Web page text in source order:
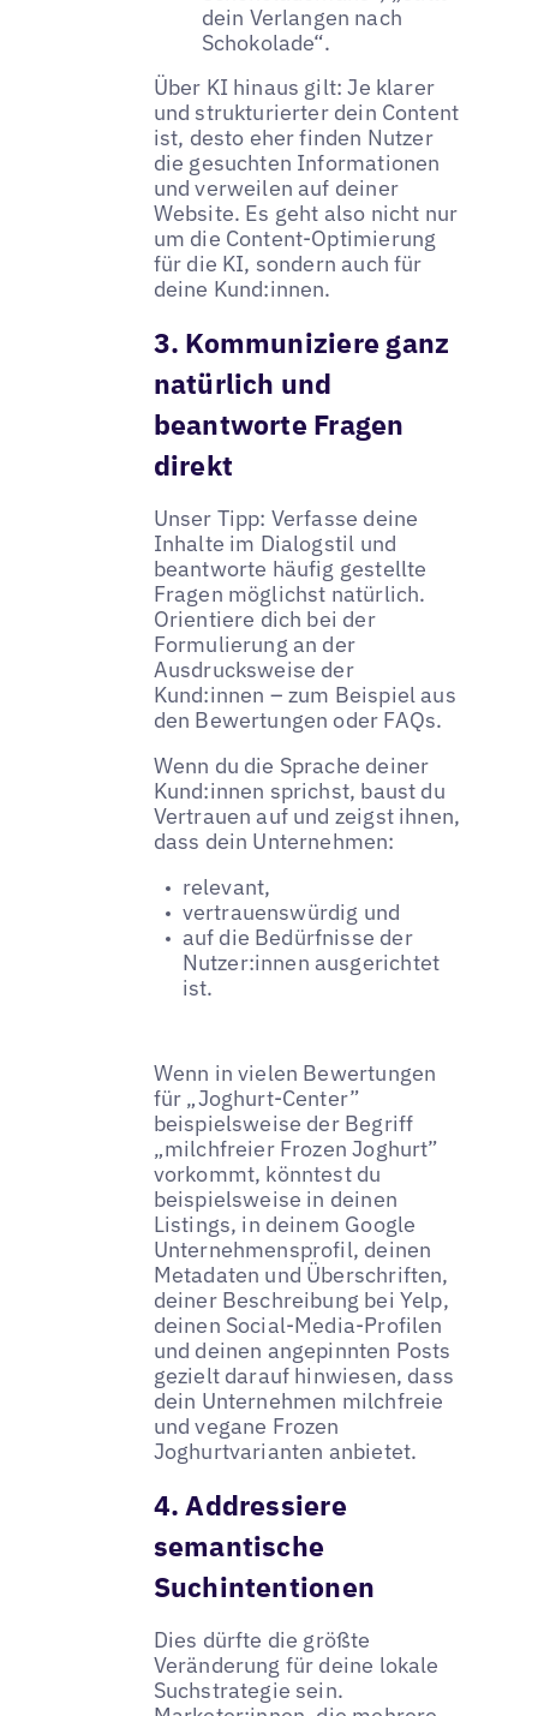
dein Verlangen nach
Schokolade“.
Über KI hinaus gilt: Je klarer
und strukturierter dein Content
ist, desto eher finden Nutzer
die gesuchten Informationen
und verweilen auf deiner
Website. Es geht also nicht nur
um die Content-Optimierung
für die KI, sondern auch für
deine Kund:innen.
3. Kommuniziere ganz
natürlich und
beantworte Fragen
direkt
Unser Tipp: Verfasse deine
Inhalte im Dialogstil und
beantworte häufig gestellte
Fragen möglichst natürlich.
Orientiere dich bei der
Formulierung an der
Ausdrucksweise der
Kund:innen – zum Beispiel aus
den Bewertungen oder FAQs.
Wenn du die Sprache deiner
Kund:innen sprichst, baust du
Vertrauen auf und zeigst ihnen,
dass dein Unternehmen:
relevant,
vertrauenswürdig und
auf die Bedürfnisse der
Nutzer:innen ausgerichtet
ist.
Wenn in vielen Bewertungen
für „Joghurt-Center”
beispielsweise der Begriff
„milchfreier Frozen Joghurt”
vorkommt, könntest du
beispielsweise in deinen
Listings, in deinem Google
Unternehmensprofil, deinen
Metadaten und Überschriften,
deiner Beschreibung bei Yelp,
deinen Social-Media-Profilen
und deinen angepinnten Posts
gezielt darauf hinwiesen, dass
dein Unternehmen milchfreie
und vegane Frozen
Joghurtvarianten anbietet.
4. Addressiere
semantische
Suchintentionen
Dies dürfte die größte
Veränderung für deine lokale
Suchstrategie sein.